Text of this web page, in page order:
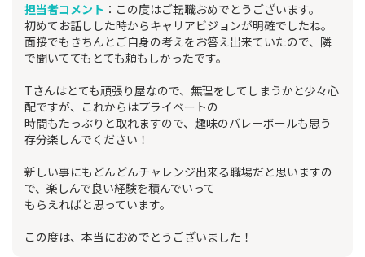
担当者コメント ：この度はご転職おめでとうございます。
初めてお話しした時からキャリアビジョンが明確でしたね。
面接でもきちんとご自身の考えをお答え出来ていたので、隣
で聞いててもとても頼もしかったです。
Tさんはとても頑張り屋なので、無理をしてしまうかと少々心
配ですが、これからはプライベートの
時間もたっぷりと取れますので、趣味のバレーボールも思う
存分楽しんでください！
新しい事にもどんどんチャレンジ出来る職場だと思いますの
で、楽しんで良い経験を積んでいって
もらえればと思っています。
この度は、本当におめでとうございました！